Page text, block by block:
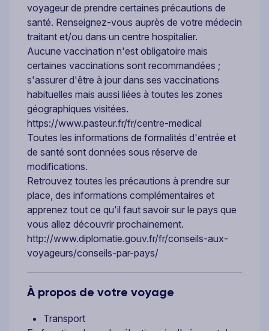
voyageur de prendre certaines précautions de
santé. Renseignez-vous auprès de votre médecin
traitant et/ou dans un centre hospitalier.
Aucune vaccination n'est obligatoire mais
certaines vaccinations sont recommandées ;
s'assurer d'être à jour dans ses vaccinations
habituelles mais aussi liées à toutes les zones
géographiques visitées.
https://www.pasteur.fr/fr/centre-medical
Toutes les informations de formalités d'entrée et
de santé sont données sous réserve de
modifications.
Retrouvez toutes les précautions à prendre sur
place, des informations complémentaires et
apprenez tout ce qu'il faut savoir sur le pays que
vous allez découvrir prochainement.
http://www.diplomatie.gouv.fr/fr/conseils-aux-
voyageurs/conseils-par-pays/
À propos de votre voyage
Transport